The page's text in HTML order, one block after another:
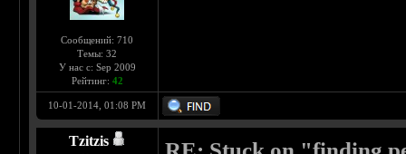
Сообщений: 710
Темы: 32
У нас с: Sep 2009
Рейтинг: 42
10-01-2014, 01:08 PM
Tzitzis